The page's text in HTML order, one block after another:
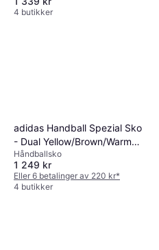
4 butikker
adidas Handball Spezial Sko
- Dual Yellow/Brown/Warm
Vanilla
Håndballsko
1 249 kr
Eller 6 betalinger av 220 kr*
4 butikker